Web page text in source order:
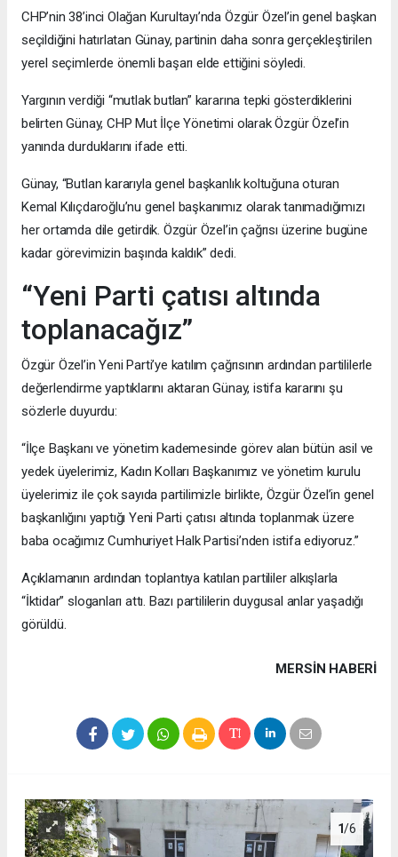
CHP’nin 38’inci Olağan Kurultayı’nda Özgür Özel’in genel başkan
seçildiğini hatırlatan Günay, partinin daha sonra gerçekleştirilen
yerel seçimlerde önemli başarı elde ettiğini söyledi.
Yargının verdiği “mutlak butlan” kararına tepki gösterdiklerini
belirten Günay, CHP Mut İlçe Yönetimi olarak Özgür Özel’in
yanında durduklarını ifade etti.
Günay, “Butlan kararıyla genel başkanlık koltuğuna oturan
Kemal Kılıçdaroğlu’nu genel başkanımız olarak tanımadığımızı
her ortamda dile getirdik. Özgür Özel’in çağrısı üzerine bugüne
kadar görevimizin başında kaldık” dedi.
“Yeni Parti çatısı altında
toplanacağız”
Özgür Özel’in Yeni Parti’ye katılım çağrısının ardından partililerle
değerlendirme yaptıklarını aktaran Günay, istifa kararını şu
sözlerle duyurdu:
“İlçe Başkanı ve yönetim kademesinde görev alan bütün asil ve
yedek üyelerimiz, Kadın Kolları Başkanımız ve yönetim kurulu
üyelerimiz ile çok sayıda partilimizle birlikte, Özgür Özel’in genel
başkanlığını yaptığı Yeni Parti çatısı altında toplanmak üzere
baba ocağımız Cumhuriyet Halk Partisi’nden istifa ediyoruz.”
Açıklamanın ardından toplantıya katılan partililer alkışlarla
“İktidar” sloganları attı. Bazı partililerin duygusal anlar yaşadığı
görüldü.
MERSIN HABERİ
1/6